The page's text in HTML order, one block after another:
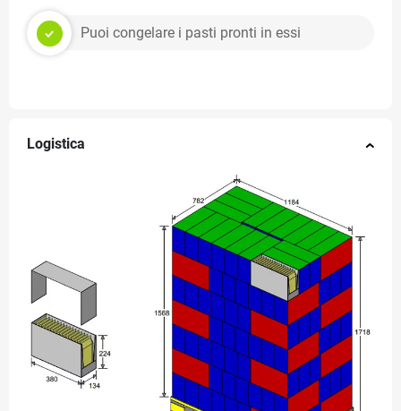
Puoi congelare i pasti pronti in essi
Logistica